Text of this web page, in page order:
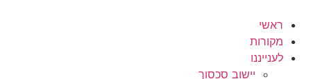
לתוכן
ראשי
מקורות
לענייננו
יישוב סכסוך